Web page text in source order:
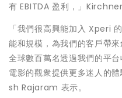
有 EBITDA 盈利，」Kirchner
「我們很高興能加入 Xperi
能和規模，為我們的客戶帶
全球數百萬名透過我們的平
電影的觀衆提供更多迷人的
sh Rajaram 表示。